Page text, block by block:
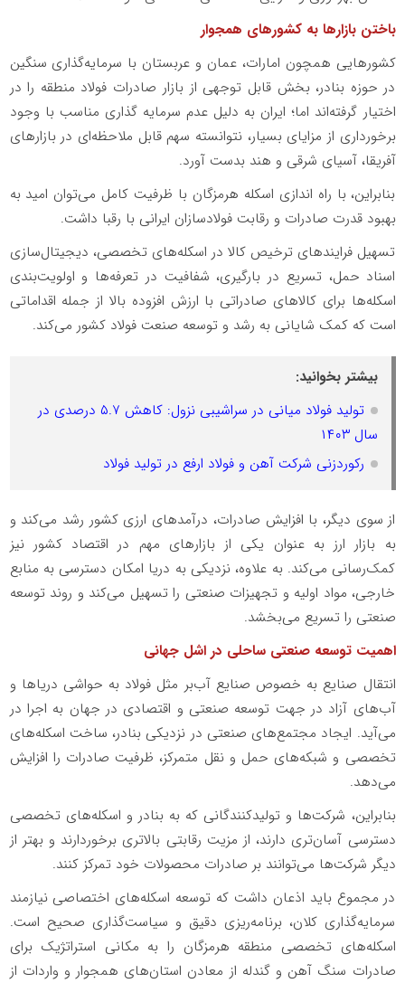
باختن بازارها به کشورهای همجوار
کشورهایی همچون امارات، عمان و عربستان با سرمایه‌گذاری سنگین
در حوزه بنادر، بخش قابل توجهی از بازار صادرات فولاد منطقه را در
اختیار گرفته‌اند اما؛ ایران به دلیل عدم سرمایه گذاری مناسب با وجود
برخورداری از مزایای بسیار، نتوانسته سهم قابل ملاحظه‌ای در بازارهای
آفریقا، آسیای شرقی و هند بدست آورد.
بنابراین، با راه اندازی اسکله هرمزگان با ظرفیت کامل می‌توان امید به
بهبود قدرت صادرات و رقابت فولادسازان ایرانی با رقبا داشت.
تسهیل فرایندهای ترخیص کالا در اسکله‌های تخصصی، دیجیتال‌سازی
اسناد حمل، تسریع در بارگیری، شفافیت در تعرفه‌ها و اولویت‌بندی
اسکله‌ها برای کالاهای صادراتی با ارزش افزوده بالا از جمله اقداماتی
است که کمک شایانی به رشد و توسعه صنعت فولاد کشور می‌کند.
بیشتر بخوانید:
تولید فولاد میانی در سراشیبی نزول: کاهش ۵.۷ درصدی در
سال ۱۴۰۳
رکوردزنی شرکت آهن و فولاد ارفع در تولید فولاد
از سوی دیگر، با افزایش صادرات، درآمدهای ارزی کشور رشد می‌کند و
به بازار ارز به عنوان یکی از بازارهای مهم در اقتصاد کشور نیز
کمک‌رسانی می‌کند. به علاوه، نزدیکی به دریا امکان دسترسی به منابع
خارجی، مواد اولیه و تجهیزات صنعتی را تسهیل می‌کند و روند توسعه
صنعتی را تسریع می‌بخشد.
اهمیت توسعه صنعتی ساحلی در اشل جهانی
انتقال صنایع به خصوص صنایع آب‌بر مثل فولاد به حواشی دریاها و
آب‌های آزاد در جهت توسعه صنعتی و اقتصادی در جهان به اجرا در
می‌آید. ایجاد مجتمع‌های صنعتی در نزدیکی بنادر، ساخت اسکله‌های
تخصصی و شبکه‌های حمل و نقل متمرکز، ظرفیت صادرات را افزایش
می‌دهد.
بنابراین، شرکت‌ها و تولیدکنندگانی که به بنادر و اسکله‌های تخصصی
دسترسی آسان‌تری دارند، از مزیت رقابتی بالاتری برخوردارند و بهتر از
دیگر شرکت‌ها می‌توانند بر صادرات محصولات خود تمرکز کنند.
در مجموع باید اذعان داشت که توسعه اسکله‌های اختصاصی نیازمند
سرمایه‌گذاری کلان، برنامه‌ریزی دقیق و سیاست‌گذاری صحیح است.
اسکله‌های تخصصی منطقه هرمزگان را به مکانی استراتژیک برای
صادرات سنگ آهن و گندله از معادن استان‌های همجوار و واردات از